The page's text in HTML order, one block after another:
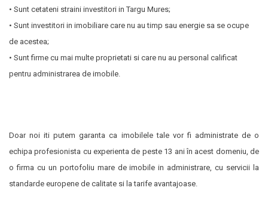
• Sunt cetateni straini investitori in Targu Mures;
• Sunt investitori in imobiliare care nu au timp sau energie sa se ocupe
de acestea;
• Sunt firme cu mai multe proprietati si care nu au personal calificat
pentru administrarea de imobile.
Doar noi iti putem garanta ca imobilele tale vor fi administrate de o
echipa profesionista cu experienta de peste 13 ani în acest domeniu, de
o firma cu un portofoliu mare de imobile in administrare, cu servicii la
standarde europene de calitate si la tarife avantajoase.